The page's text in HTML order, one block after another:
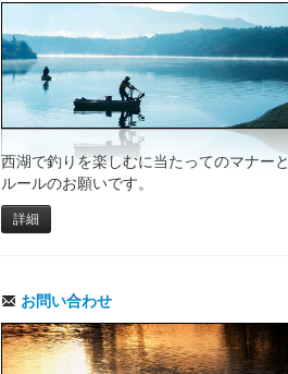
西湖で釣りを楽しむに当たってのマナーと
ルールのお願いです。
詳細
お問い合わせ